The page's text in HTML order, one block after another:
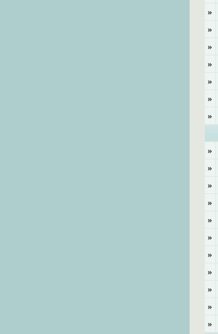
»
»
»
»
»
»
»
»
»
»
»
»
»
»
»
»
»
»